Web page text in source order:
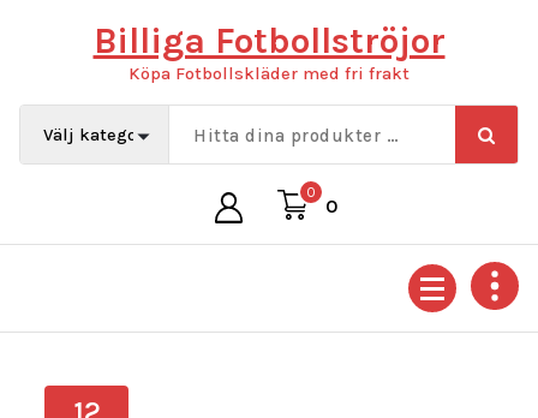
Billiga Fotbollströjor
Köpa Fotbollskläder med fri frakt
0
0